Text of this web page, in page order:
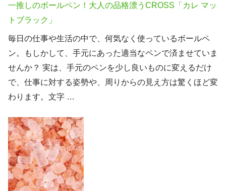
一推しのボールペン！大人の品格漂うCROSS「カレ マッ
トブラック」
毎日の仕事や生活の中で、何気なく使っているボールペ
ン。もしかして、手元にあった適当なペンで済ませていま
せんか？ 実は、手元のペンを少し良いものに変えるだけ
で、仕事に対する姿勢や、周りからの見え方は驚くほど変
わります。文字 …